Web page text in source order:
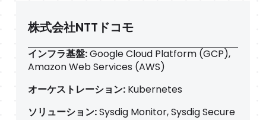
株式会社NTTドコモ
インフラ基盤:Google Cloud Platform (GCP),
Amazon Web Services (AWS)
オーケストレーション:Kubernetes
ソリューション:Sysdig Monitor, Sysdig Secure